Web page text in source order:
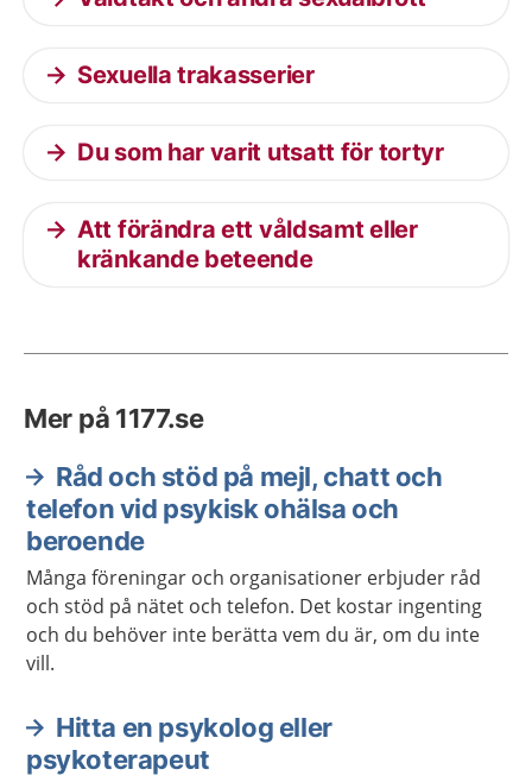
Sexuella trakasserier
Du som har varit utsatt för tortyr
Att förändra ett våldsamt eller
kränkande beteende
Mer på 1177.se
Råd och stöd på mejl, chatt och
telefon vid psykisk ohälsa och
beroende
Många föreningar och organisationer erbjuder råd
och stöd på nätet och telefon. Det kostar ingenting
och du behöver inte berätta vem du är, om du inte
vill.
Hitta en psykolog eller
psykoterapeut